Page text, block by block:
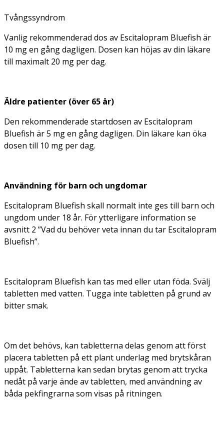
Tvångssyndrom
Vanlig rekommenderad dos av Escitalopram Bluefish är
10 mg en gång dagligen. Dosen kan höjas av din läkare
till maximalt 20 mg per dag.
Äldre patienter (över 65 år)
Den rekommenderade startdosen av Escitalopram
Bluefish är 5 mg en gång dagligen. Din läkare kan öka
dosen till 10 mg per dag.
Användning för barn och ungdomar
Escitalopram Bluefish skall normalt inte ges till barn och
ungdom under 18 år. För ytterligare information se
avsnitt 2 ”Vad du behöver veta innan du tar Escitalopram
Bluefish”.
Escitalopram Bluefish kan tas med eller utan föda. Svälj
tabletten med vatten. Tugga inte tabletten på grund av
bitter smak.
Om det behövs, kan tabletterna delas genom att först
placera tabletten på ett plant underlag med brytskåran
uppåt. Tabletterna kan sedan brytas genom att trycka
nedåt på varje ände av tabletten, med användning av
båda pekfingrarna som visas på ritningen.